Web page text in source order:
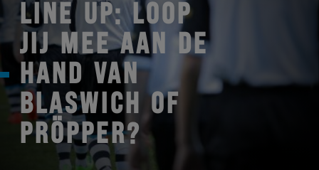
LINE UP: LOOP
JIJ MEE AAN DE
HAND VAN
BLASWICH OF
PRÖPPER?